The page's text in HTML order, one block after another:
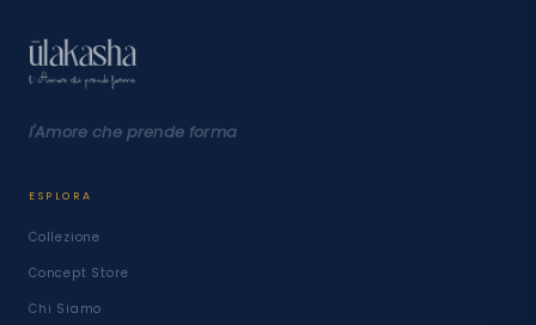
l'Amore che prende forma
ESPLORA
Collezione
Concept Store
Chi Siamo